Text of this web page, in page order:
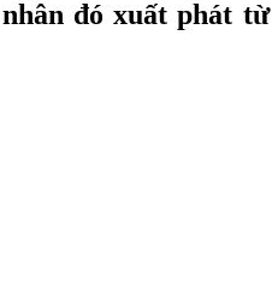
đó xuất phát